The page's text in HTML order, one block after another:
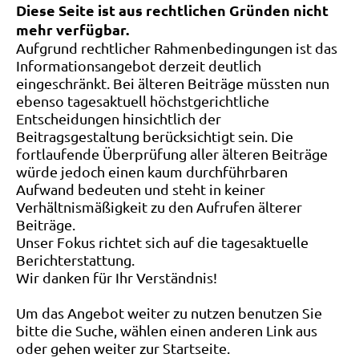
Diese Seite ist aus rechtlichen Gründen nicht
mehr verfügbar.
Aufgrund rechtlicher Rahmenbedingungen ist das
Informationsangebot derzeit deutlich
eingeschränkt. Bei älteren Beiträge müssten nun
ebenso tagesaktuell höchstgerichtliche
Entscheidungen hinsichtlich der
Beitragsgestaltung berücksichtigt sein. Die
fortlaufende Überprüfung aller älteren Beiträge
würde jedoch einen kaum durchführbaren
Aufwand bedeuten und steht in keiner
Verhältnismäßigkeit zu den Aufrufen älterer
Beiträge.
Unser Fokus richtet sich auf die tagesaktuelle
Berichterstattung.
Wir danken für Ihr Verständnis!
Um das Angebot weiter zu nutzen benutzen Sie
bitte die Suche, wählen einen anderen Link aus
oder gehen weiter zur Startseite.